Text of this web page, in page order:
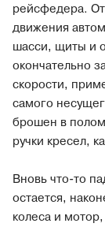
рейсфедера.
движения
шасси, щиты и
окончательно
скорости,
самого
брошен в
ручки кресел,
Вновь что-то
остается,
колеса и